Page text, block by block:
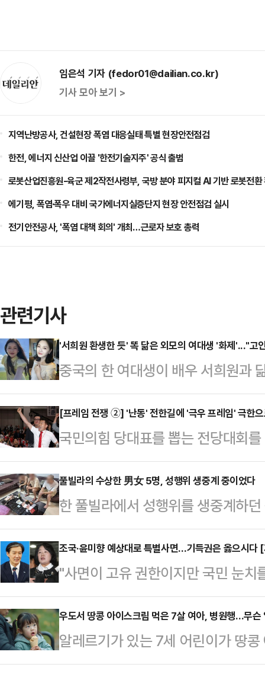
임은석 기자 (fedor01@dailian.co.kr)
기사 모아 보기 >
지역난방공사, 건설현장 폭염 대응실태 특별 현장안전점검
한전, 에너지 신산업 이끌 '한전기술지주' 공식 출범
로봇산업진흥원-육군 제2작전사령부, 국방 분야 피지컬 AI 기반 로봇전환
에기평, 폭염·폭우 대비 국가에너지실증단지 현장 안전점검 실시
전기안전공사, '폭염 대책 회의' 개최…근로자 보호 총력
관련기사
'서희원 환생한 듯' 똑 닮은 외모의 여대생 '화제'..."고
중국의 한 여대생이 배우 서희원과
지시간) 홍콩 사우스차이나모닝포
재학 중인 24세 '이구비구'라는 여
고 전했다.서희원은 춘절을 맞아 가
인한 급성 폐렴으로 지난 2월 2일
현재 대만 진바오산(금보산) 추모
SNS에 여행 사진을 게재했다. 긴
얼굴형이 …
[프레임 전쟁 ②] '난동' 전한길에 '극우 프레임' 극한
국민의힘 당대표를 뽑는 전당대회
유튜버 전한길 씨가 등장하며 얼룩
이른바 '윤 어게인'의 대표주자 전
임'만 강화됐다는 지적이 나온다.국
연설회를 하루 앞둔 11일 '배신자'
를 밟기로 했다. 이르면 오는 14일
회에 참석하는 것도 허용하지 않을
출과 윤리위 출…
풀빌라의 수상한 男女 5명, 성행위 생중계 중이었다
한 풀빌라에서 성행위를 생중계하
체포됐다.지난 7일(현지시간) 태국
국 이민청은 6일 경찰이 파타야의
오스 여성 2명을 체포했다고 밝혔
추적한 후 현장을 덮쳐 라이브 방송
인용품, 콘돔, 카메라, 휴대전화 및
중국 온라인 플랫폼을 통해 방송을
면 출연자들에게 …
조국·윤미향 예상대로 특별사면…기득권은 옳으시다
"사면이 고유 권한이지만 국민 눈
다."최근 한 야권 인사가 라디오 프
작성한 올해 광복절 특별사면 명단
하면서 한 말이다.사면권이 대통령
다면 조국·윤미향·최강욱·윤건영
우도서 땅콩 아이스크림 먹은 7살 여아, 병
알레르기가 있는 7세 어린이가 땅
크로 병원으로 이송됐다.11일 제주